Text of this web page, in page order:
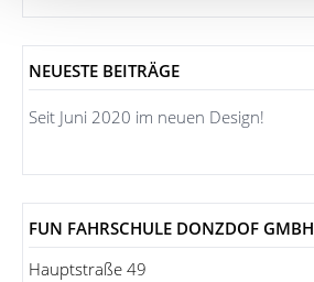
NEUESTE BEITRÄGE
Seit Juni 2020 im neuen Design!
FUN FAHRSCHULE DONZDOF GMBH
Hauptstraße 49